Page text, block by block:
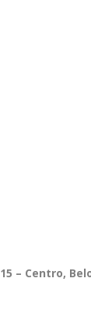
– Centro,